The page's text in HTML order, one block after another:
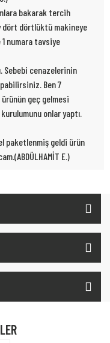
bakarak tercih
dört dörtlüktü makineye
numara tavsiye
Sebebi cenazelerinin
Ben 7
geç gelmesi
onlar yaptı.
paketlenmiş geldi ürün
E.)